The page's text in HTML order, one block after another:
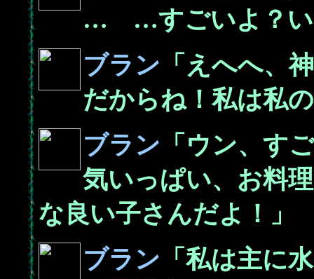
… …すごいよ？い
ブラン 「えへへ、
だからね！私は私
ブラン 「ウン、す
気いっぱい、お料
な良い子さんだよ！」
ブラン 「私は主に